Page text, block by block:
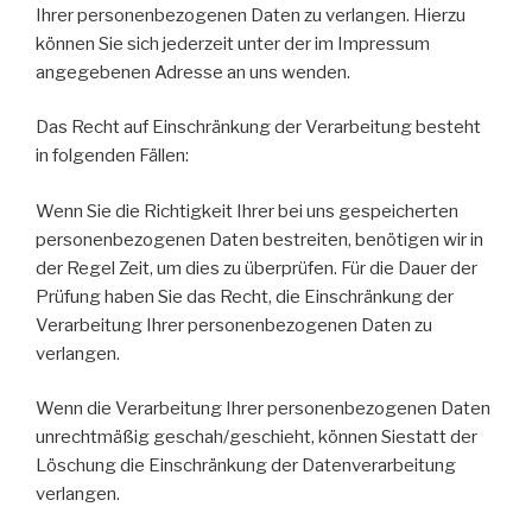
Ihrer personenbezogenen Daten zu verlangen. Hierzu
können Sie sich jederzeit unter der im Impressum
angegebenen Adresse an uns wenden.
Das Recht auf Einschränkung der Verarbeitung besteht
in folgenden Fällen:
Wenn Sie die Richtigkeit Ihrer bei uns gespeicherten
personenbezogenen Daten bestreiten, benötigen wir in
der Regel Zeit, um dies zu überprüfen. Für die Dauer der
Prüfung haben Sie das Recht, die Einschränkung der
Verarbeitung Ihrer personenbezogenen Daten zu
verlangen.
Wenn die Verarbeitung Ihrer personenbezogenen Daten
unrechtmäßig geschah/geschieht, können Siestatt der
Löschung die Einschränkung der Datenverarbeitung
verlangen.